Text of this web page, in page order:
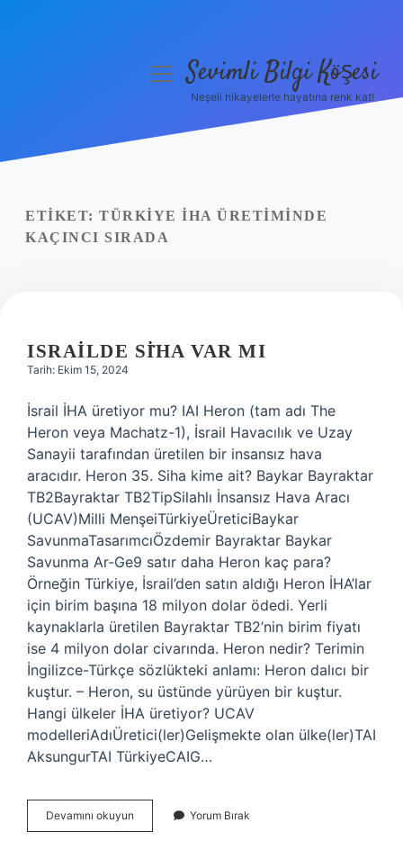
Yasal Uyarı
menüyüSevimli Bilgi Köşesi
Neşeli hikayelerle hayatına renk kat!
ETIKET: TÜRKIYE İHA ÜRETIMINDE
KAÇINCI SIRADA
ISRAILDE SİHA VAR MI
Tarih: Ekim 15, 2024
İsrail İHA üretiyor mu? IAI Heron (tam adı The
Heron veya Machatz-1), İsrail Havacılık ve Uzay
Sanayii tarafından üretilen bir insansız hava
aracıdır. Heron 35. Siha kime ait? Baykar Bayraktar
TB2Bayraktar TB2TipSilahlı İnsansız Hava Aracı
(UCAV)Milli MenşeiTürkiyeÜreticiBaykar
SavunmaTasarımcıÖzdemir Bayraktar Baykar
Savunma Ar-Ge9 satır daha Heron kaç para?
Örneğin Türkiye, İsrail’den satın aldığı Heron İHA’lar
için birim başına 18 milyon dolar ödedi. Yerli
kaynaklarla üretilen Bayraktar TB2’nin birim fiyatı
ise 4 milyon dolar civarında. Heron nedir? Terimin
İngilizce-Türkçe sözlükteki anlamı: Heron dalıcı bir
kuştur. – Heron, su üstünde yürüyen bir kuştur.
Hangi ülkeler İHA üretiyor? UCAV
modelleriAdıÜretici(ler)Gelişmekte olan ülke(ler)TAI
AksungurTAI TürkiyeCAIG…
Devamını okuyun
Si̇Ha
Yorum Bırak